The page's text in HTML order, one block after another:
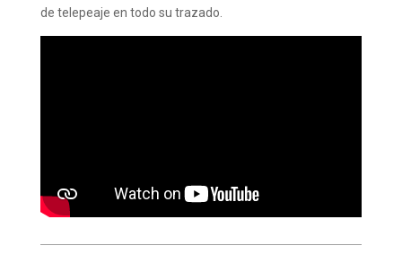
de telepeaje en todo su trazado.